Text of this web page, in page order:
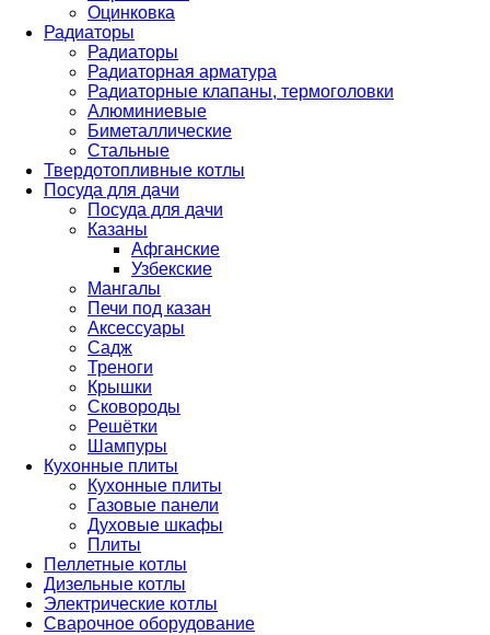
Оцинковка
Радиаторы
Радиаторы
Радиаторная арматура
Радиаторные клапаны, термоголовки
Алюминиевые
Биметаллические
Стальные
Твердотопливные котлы
Посуда для дачи
Посуда для дачи
Казаны
Афганские
Узбекские
Мангалы
Печи под казан
Аксессуары
Садж
Треноги
Крышки
Сковороды
Решётки
Шампуры
Кухонные плиты
Кухонные плиты
Газовые панели
Духовые шкафы
Плиты
Пеллетные котлы
Дизельные котлы
Электрические котлы
Сварочное оборудование